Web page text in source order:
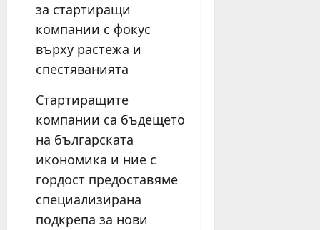
за стартиращи
компании с фокус
върху растежа и
спестяванията
Стартиращите
компании са бъдещето
на българската
икономика и ние с
гордост предоставяме
специализирана
подкрепа за нови